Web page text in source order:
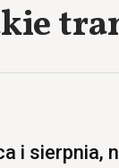
i sierpnia,